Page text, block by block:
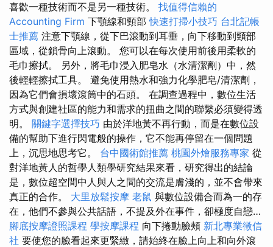
喜歡一種技術而不是另一種技術。 找值得信賴的
Accounting Firm 下顎線和頸部快速打掃小技巧 台北記帳
士推薦 注意下顎線，從下巴滾動到耳垂，向下移動到頸部
區域，從鎖骨向上滾動。 您可以在每次使用前後用柔軟的
毛巾擦拭。 另外，將毛巾浸入肥皂水（水清潔劑）中，然
後輕輕擦拭工具。 避免使用熱水和強力化學肥皂/清潔劑，
因為它們會損壞滾筒中的石頭。 在調查過程中，數位生活
方式與創建社區的能力和需求的扭曲之間的聯繫必須變得透
明。 關鍵字選擇技巧 由於洋地黃不再行動，而是在數位設
備的幫助下進行閃電般的操作，它不能再停留在一個問題
上，沉思地思考它。 台中國術館推薦 桃園外燴服務專家 從
對洋地黃人的哲學人類學研究結果來看，研究得出的結論
是，數位超空間中人與人之間的交流是膚淺的，並不會帶來
真正的合作。 大里放鬆按摩 老鼠 與數位設備合而為一的存
在，他們不參與公共話語，不提及外在事件，卻極度自戀…
腳底按摩證照課程 學按摩課程 向下捲動臉頰 新北專業徵信
社 要使您的臉看起來更緊緻，請始終在臉上向上和向外滾